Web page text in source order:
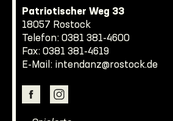
Patriotischer Weg 33
18057 Rostock
Telefon: 0381 381-4600
Fax: 0381 381-4619
E-Mail: intendanz@rostock.de